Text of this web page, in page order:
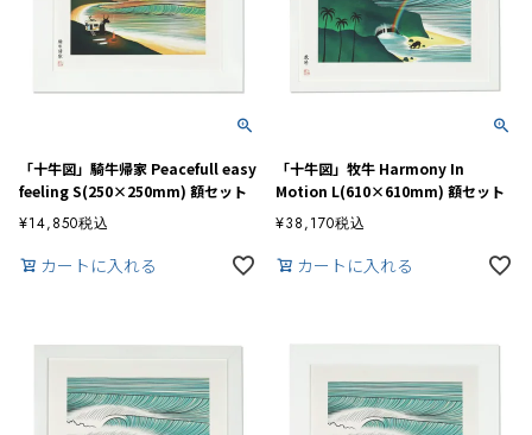
「十牛図」騎牛帰家 Peacefull easy
feeling S(250×250mm) 額セット
¥14,850税込
カートに入れる
「十牛図」牧牛 Harmony In
Motion L(610×610mm) 額セット
¥38,170税込
カートに入れる